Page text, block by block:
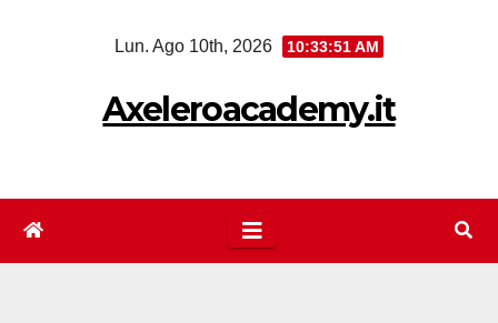
Lun. Ago 10th, 2026 10:33:51 AM
Axeleroacademy.it